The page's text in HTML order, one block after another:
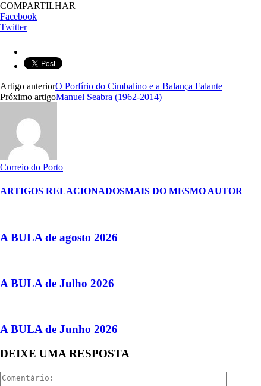
COMPARTILHAR
Facebook
Twitter
Artigo anteriorO Porfírio do Cimbalino e a Balança Falante
Próximo artigoManuel Seabra (1962-2014)
Correio do Porto
ARTIGOS RELACIONADOSMAIS DO MESMO AUTOR
A BULA de agosto 2026
A BULA de Julho 2026
A BULA de Junho 2026
DEIXE UMA RESPOSTA